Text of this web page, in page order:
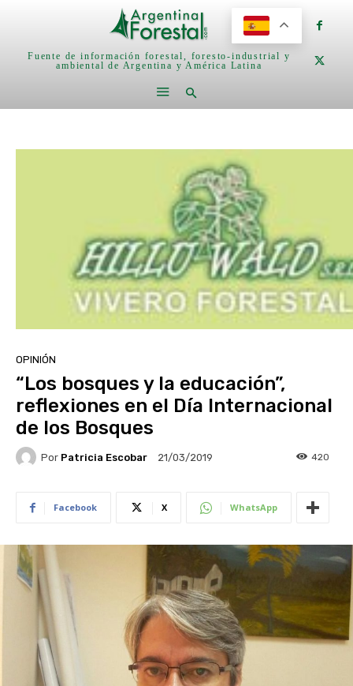
Fuente de información forestal, foresto-industrial y
ambiental de Argentina y América Latina
OPINIÓN
“Los bosques y la educación”,
reflexiones en el Día Internacional
de los Bosques
Por Patricia Escobar 21/03/2019 420
Facebook X WhatsApp